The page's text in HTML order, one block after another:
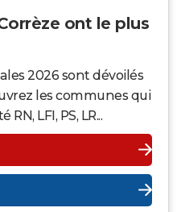
ont le plus
2026 sont dévoilés
les communes qui
LFI, PS, LR...